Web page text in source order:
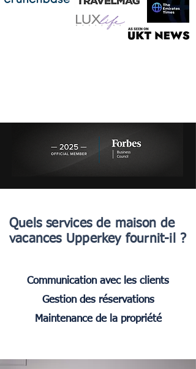
Quels services de maison de
vacances Upperkey fournit-il ?
Communication avec les clients
UpperKey excelle dans la
des taux d'occupation élevés. Notre
Gestion des réservations
réservations en ligne. UpperKey gère
Maintenance de la propriété